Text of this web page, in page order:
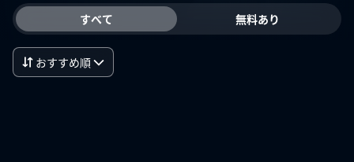
すべて 無料あり
おすすめ順